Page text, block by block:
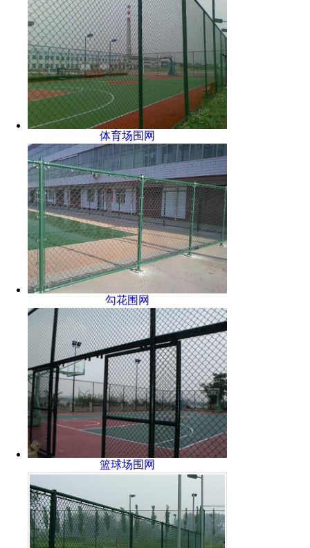
体育场围网
勾花围网
篮球场围网